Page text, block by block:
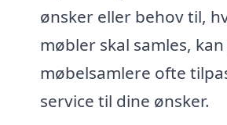
ønsker eller behov til,
møbler skal samles,
møbelsamlere ofte
service til dine ønsker.